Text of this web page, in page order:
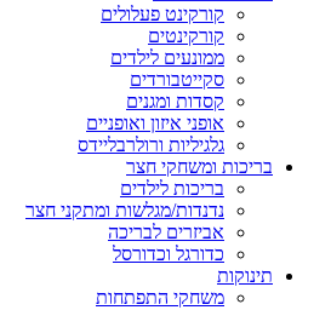
קורקינט פעלולים
קורקינטים
ממונעים לילדים
סקייטבורדים
קסדות ומגנים
אופני איזון ואופניים
גלגיליות ורולרבליידס
בריכות ומשחקי חצר
בריכות לילדים
נדנדות/מגלשות ומתקני חצר
אביזרים לבריכה
כדורגל וכדורסל
תינוקות
משחקי התפתחות